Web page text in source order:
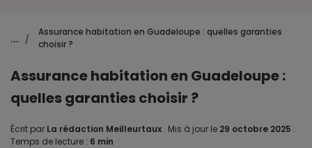
... /
Assurance habitation en Guadeloupe : quelles garanties
choisir ?
Assurance habitation en Guadeloupe :
quelles garanties choisir ?
Écrit par La rédaction Meilleurtaux . Mis à jour le 29 octobre 2025 .
Temps de lecture : 6 min